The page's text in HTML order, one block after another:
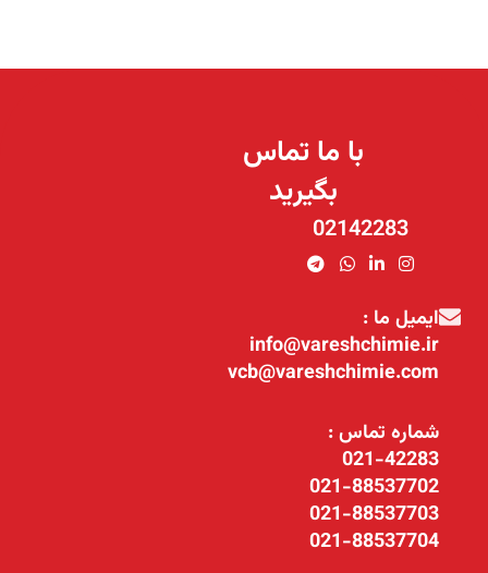
با ما تماس
بگیرید
02142283
ایمیل ما :
info@vareshchimie.ir
vcb@vareshchimie.com
شماره تماس :
021-42283
021-88537702
021-88537703
021-88537704